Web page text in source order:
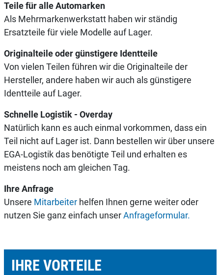
Teile für alle Automarken
Als Mehrmarkenwerkstatt haben wir ständig
Ersatzteile für viele Modelle auf Lager.
Originalteile oder günstigere Identteile
Von vielen Teilen führen wir die Originalteile der
Hersteller, andere haben wir auch als günstigere
Identteile auf Lager.
Schnelle Logistik - Overday
Natürlich kann es auch einmal vorkommen, dass ein
Teil nicht auf Lager ist. Dann bestellen wir über unsere
EGA-Logistik das benötigte Teil und erhalten es
meistens noch am gleichen Tag.
Ihre Anfrage
Unsere Mitarbeiterhelfen Ihnen gerne weiter oder
nutzen Sie ganz einfach unserAnfrageformular.
IHRE VORTEILE